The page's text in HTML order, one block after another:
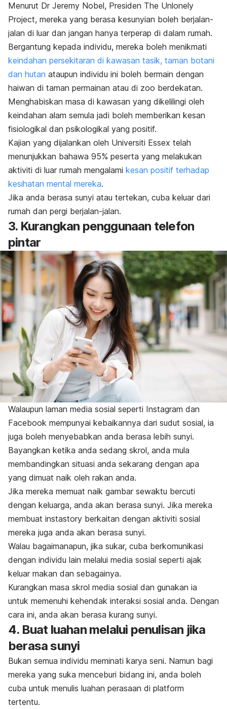
Menurut Dr Jeremy Nobel, Presiden The Unlonely
Project, mereka yang berasa kesunyian boleh berjalan-
jalan di luar dan jangan hanya terperap di dalam rumah.
Bergantung kepada individu, mereka boleh menikmati
keindahan persekitaran di kawasan tasik, taman botani
dan hutan ataupun individu ini boleh bermain dengan
haiwan di taman permainan atau di zoo berdekatan.
Menghabiskan masa di kawasan yang dikelilingi oleh
keindahan alam semula jadi boleh memberikan kesan
fisiologikal dan psikologikal yang positif.
Kajian yang dijalankan oleh Universiti Essex telah
menunjukkan bahawa 95% peserta yang melakukan
aktiviti di luar rumah mengalami kesan positif terhadap
kesihatan mental mereka.
Jika anda berasa sunyi atau tertekan, cuba keluar dari
rumah dan pergi berjalan-jalan.
3. Kurangkan penggunaan telefon
pintar
Walaupun laman media sosial seperti Instagram dan
Facebook mempunyai kebaikannya dari sudut sosial, ia
juga boleh menyebabkan anda berasa lebih sunyi.
Bayangkan ketika anda sedang skrol, anda mula
membandingkan situasi anda sekarang dengan apa
yang dimuat naik oleh rakan anda.
Jika mereka memuat naik gambar sewaktu bercuti
dengan keluarga, anda akan berasa sunyi. Jika mereka
membuat instastory berkaitan dengan aktiviti sosial
mereka juga anda akan berasa sunyi.
Walau bagaimanapun, jika sukar, cuba berkomunikasi
dengan individu lain melalui media sosial seperti ajak
keluar makan dan sebagainya.
Kurangkan masa skrol media sosial dan gunakan ia
untuk memenuhi kehendak interaksi sosial anda. Dengan
cara ini, anda akan berasa kurang sunyi.
4. Buat luahan melalui penulisan jika
berasa sunyi
Bukan semua individu meminati karya seni. Namun bagi
mereka yang suka menceburi bidang ini, anda boleh
cuba untuk menulis luahan perasaan di platform
tertentu.